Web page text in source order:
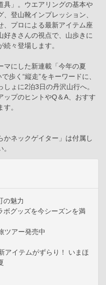
具」。ウエアリングの基本や
登山靴インプレッション、
、プロによる最新アイテム座
好きさんの視点で、山歩きに
々登場します。
マにした新連載「今年の夏
歩く“縦走”をキーワードに、
ょに2泊3日の丹沢山行へ。
ップのヒントやQ＆A、おすす
。
ネックゲイター」は付属し
の魅力
グッズを今シーズンを満
アー発売中
アイテムがずらり！ いまほ